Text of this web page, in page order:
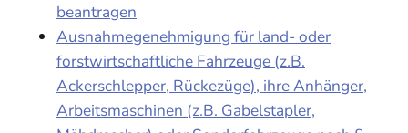
beantragen
Ausnahmegenehmigung für land- oder
forstwirtschaftliche Fahrzeuge (z.B.
Ackerschlepper, Rückezüge), ihre Anhänger,
Arbeitsmaschinen (z.B. Gabelstapler,